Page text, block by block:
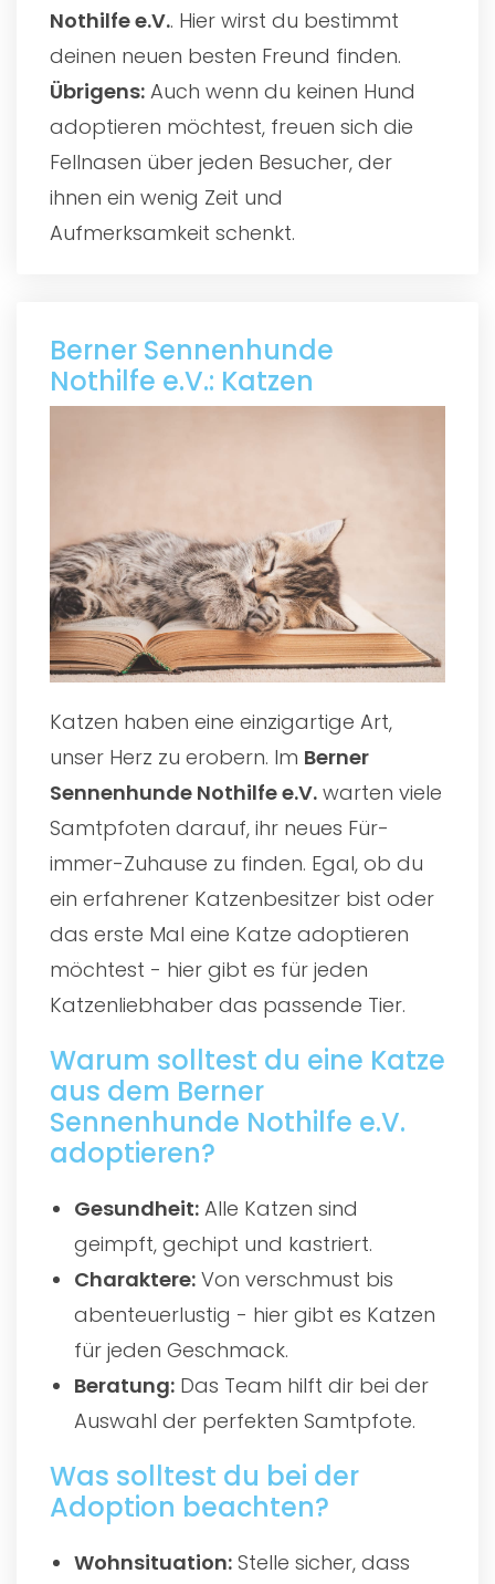
Nothilfe e.V.. Hier wirst du bestimmt
deinen neuen besten Freund finden.
Übrigens: Auch wenn du keinen Hund
adoptieren möchtest, freuen sich die
Fellnasen über jeden Besucher, der
ihnen ein wenig Zeit und
Aufmerksamkeit schenkt.
Berner Sennenhunde
Nothilfe e.V.: Katzen
Katzen haben eine einzigartige Art,
unser Herz zu erobern. Im Berner
Sennenhunde Nothilfe e.V. warten viele
Samtpfoten darauf, ihr neues Für-
immer-Zuhause zu finden. Egal, ob du
ein erfahrener Katzenbesitzer bist oder
das erste Mal eine Katze adoptieren
möchtest - hier gibt es für jeden
Katzenliebhaber das passende Tier.
Warum solltest du eine Katze
aus dem Berner
Sennenhunde Nothilfe e.V.
adoptieren?
Gesundheit: Alle Katzen sind
geimpft, gechipt und kastriert.
Charaktere: Von verschmust bis
abenteuerlustig - hier gibt es Katzen
für jeden Geschmack.
Beratung: Das Team hilft dir bei der
Auswahl der perfekten Samtpfote.
Was solltest du bei der
Adoption beachten?
Wohnsituation: Stelle sicher, dass